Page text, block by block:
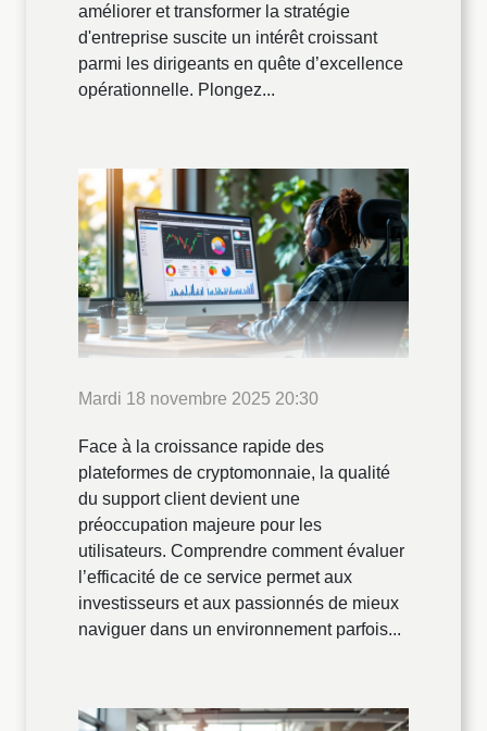
améliorer et transformer la stratégie
d'entreprise suscite un intérêt croissant
parmi les dirigeants en quête d’excellence
opérationnelle. Plongez...
Mardi 18 novembre 2025 20:30
Face à la croissance rapide des
plateformes de cryptomonnaie, la qualité
du support client devient une
préoccupation majeure pour les
utilisateurs. Comprendre comment évaluer
l’efficacité de ce service permet aux
investisseurs et aux passionnés de mieux
naviguer dans un environnement parfois...